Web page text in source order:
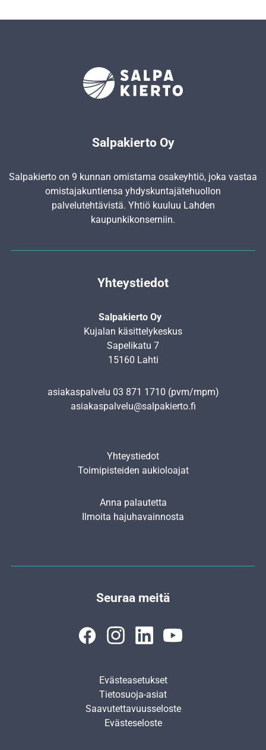
Salpakierto Oy
Salpakierto on 9 kunnan omistama osakeyhtiö, joka vastaa
omistajakuntiensa yhdyskunta­jätehuollon
palvelutehtävistä. Yhtiö kuuluu Lahden
kaupunkikonserniin.
Yhteystiedot
Salpakierto Oy
Kujalan käsittelykeskus
Sapelikatu 7
15160 Lahti
asiakaspalvelu 03 871 1710 (pvm/mpm)
asiakaspalvelu@salpakierto.fi
Yhteystiedot
Toimipisteiden aukioloajat
Anna palautetta
Ilmoita hajuhavainnosta
Seuraa meitä
Evästeasetukset
Tietosuoja-asiat
Saavutettavuusseloste
Evästeseloste